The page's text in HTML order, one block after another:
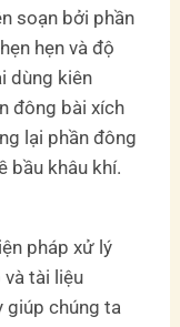
soạn bởi phần
hẹn và độ
dùng kiên
đông bài xích
lại phần đông
bầu khâu khí.
pháp xử lý
tài liệu
giúp chúng ta